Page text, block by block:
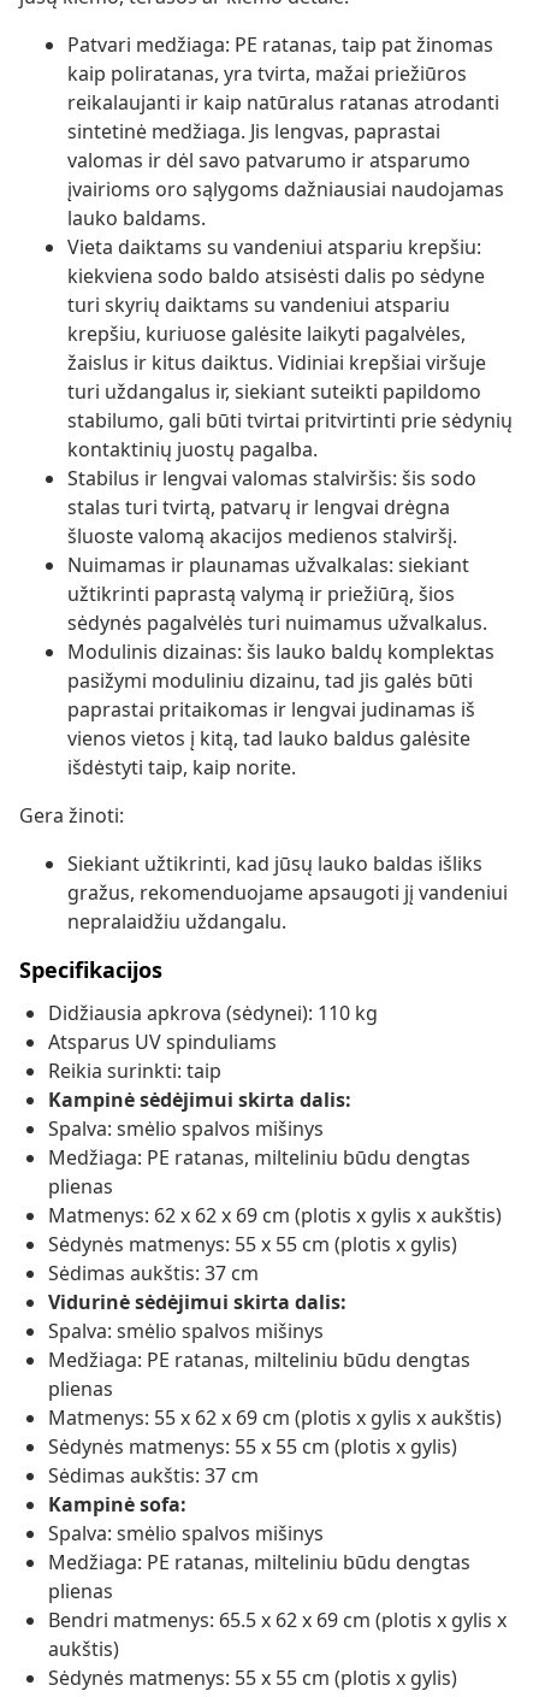
Patvari medžiaga: PE ratanas, taip pat žinomas
kaip poliratanas, yra tvirta, mažai priežiūros
reikalaujanti ir kaip natūralus ratanas atrodanti
sintetinė medžiaga. Jis lengvas, paprastai
valomas ir dėl savo patvarumo ir atsparumo
įvairioms oro sąlygoms dažniausiai naudojamas
lauko baldams.
Vieta daiktams su vandeniui atspariu krepšiu:
kiekviena sodo baldo atsisėsti dalis po sėdyne
turi skyrių daiktams su vandeniui atspariu
krepšiu, kuriuose galėsite laikyti pagalvėles,
žaislus ir kitus daiktus. Vidiniai krepšiai viršuje
turi uždangalus ir, siekiant suteikti papildomo
stabilumo, gali būti tvirtai pritvirtinti prie sėdynių
kontaktinių juostų pagalba.
Stabilus ir lengvai valomas stalviršis: šis sodo
stalas turi tvirtą, patvarų ir lengvai drėgna
šluoste valomą akacijos medienos stalviršį.
Nuimamas ir plaunamas užvalkalas: siekiant
užtikrinti paprastą valymą ir priežiūrą, šios
sėdynės pagalvėlės turi nuimamus užvalkalus.
Modulinis dizainas: šis lauko baldų komplektas
pasižymi moduliniu dizainu, tad jis galės būti
paprastai pritaikomas ir lengvai judinamas iš
vienos vietos į kitą, tad lauko baldus galėsite
išdėstyti taip, kaip norite.
Gera žinoti:
Siekiant užtikrinti, kad jūsų lauko baldas išliks
gražus, rekomenduojame apsaugoti jį vandeniui
nepralaidžiu uždangalu.
Specifikacijos
Didžiausia apkrova (sėdynei): 110 kg
Atsparus UV spinduliams
Reikia surinkti: taip
Kampinė sėdėjimui skirta dalis:
Spalva: smėlio spalvos mišinys
Medžiaga: PE ratanas, milteliniu būdu dengtas
plienas
Matmenys: 62 x 62 x 69 cm (plotis x gylis x aukštis)
Sėdynės matmenys: 55 x 55 cm (plotis x gylis)
Sėdimas aukštis: 37 cm
Vidurinė sėdėjimui skirta dalis:
Spalva: smėlio spalvos mišinys
Medžiaga: PE ratanas, milteliniu būdu dengtas
plienas
Matmenys: 55 x 62 x 69 cm (plotis x gylis x aukštis)
Sėdynės matmenys: 55 x 55 cm (plotis x gylis)
Sėdimas aukštis: 37 cm
Kampinė sofa:
Spalva: smėlio spalvos mišinys
Medžiaga: PE ratanas, milteliniu būdu dengtas
plienas
Bendri matmenys: 65.5 x 62 x 69 cm (plotis x gylis x
aukštis)
Sėdynės matmenys: 55 x 55 cm (plotis x gylis)